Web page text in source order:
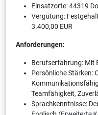
Einsatzorte: 44319
Vergütung:
3.400,00 EUR
Anforderungen:
Berufserfahrung: Mit
Persönliche Stärken:
Teamfähigkeit,
Sprachkenntnisse: